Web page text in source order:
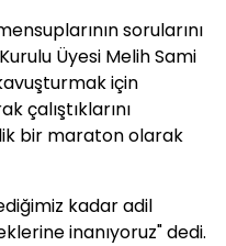
sorularını
Üyesi Melih Sami
için
çalıştıklarını
bir maraton olarak
kadar adil
inanıyoruz" dedi.